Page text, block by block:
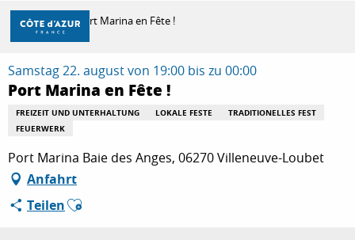
Aller
contenu
principal
ENTDECKEN
ZU TUN
AUFENTHALT
Startseite Port Marina en Fête !
Samstag 22. august von 19:00 bis zu 00:00
Port Marina en Fête !
FREIZEIT UND UNTERHALTUNG LOKALE FESTE
TRADITIONELLES FEST
FEUERWERK
Port Marina Baie des Anges, 06270 Villeneuve-Loubet
Anfahrt
TeilenAjouter aux favoris